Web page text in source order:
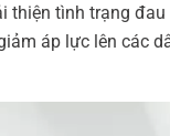
thiện tình trạng đau
áp lực lên các